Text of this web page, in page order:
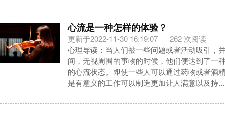
心流是一种怎样的体验？
更新于2022-11-30 16:19:07
262 次阅读
心理导读：当人们被一些问题或者活动吸引，
间，无视周围的事物的时候，他们便达到了一
的心流状态。即使一些人可以通过药物或者酒
是有意义的工作可以制造更加让人满意以及持...